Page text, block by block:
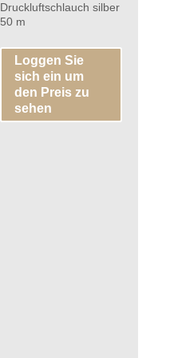
Druckluftschlauch silber
50 m
Loggen Sie
sich ein um
den Preis zu
sehen